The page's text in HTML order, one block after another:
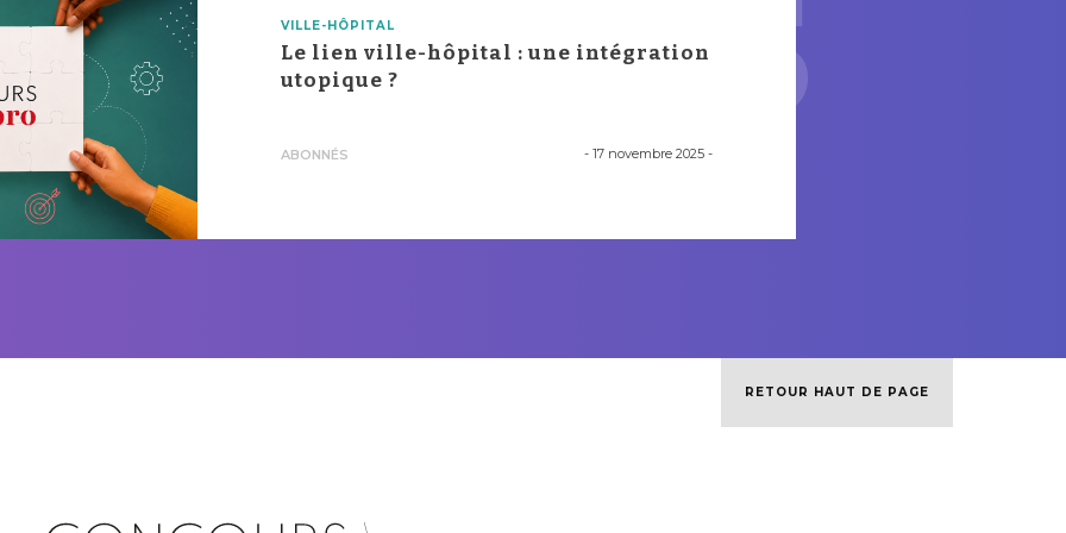
VILLE-HÔPITAL
Le lien ville-hôpital : une intégration
utopique ?
ABONNÉS - 17 novembre 2025 -
RETOUR HAUT DE PAGE